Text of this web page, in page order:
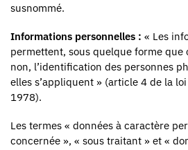
susnommé.
Informations personnelles : « Les
permettent, sous quelque forme que
non, l’identification des personnes
elles s’appliquent » (article 4 de la
1978).
Les termes « données à caractère
concernée », « sous traitant » et «